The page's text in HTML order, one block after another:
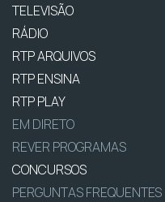
TELEVISÃO
RÁDIO
RTP ARQUIVOS
RTP ENSINA
RTP PLAY
EM DIRETO
REVER PROGRAMAS
CONCURSOS
PERGUNTAS FREQUENTES